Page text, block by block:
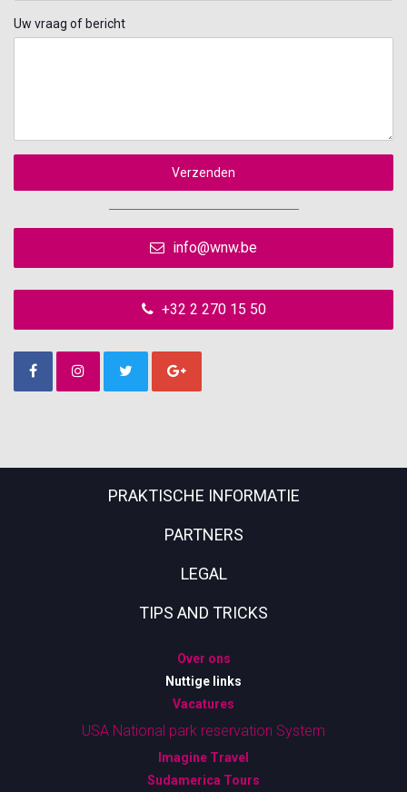
Uw vraag of bericht
Verzenden
info@wnw.be
+32 2 270 15 50
PRAKTISCHE INFORMATIE
PARTNERS
LEGAL
TIPS AND TRICKS
Over ons
Nuttige links
Vacatures
USA National park reservation System
Imagine Travel
Sudamerica Tours